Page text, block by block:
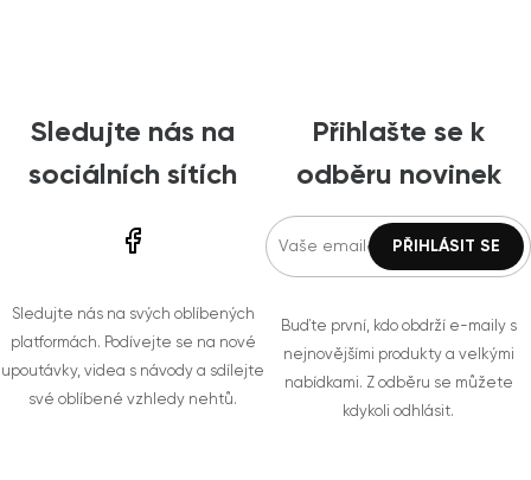
Sledujte nás na
sociálních sítích
Sledujte nás na svých oblíbených
platformách. Podívejte se na nové
upoutávky, videa s návody a sdílejte
své oblíbené vzhledy nehtů.
Přihlašte se k
odběru novinek
Buďte první, kdo obdrží e-maily s
nejnovějšími produkty a velkými
nabídkami. Z odběru se můžete
kdykoli odhlásit.